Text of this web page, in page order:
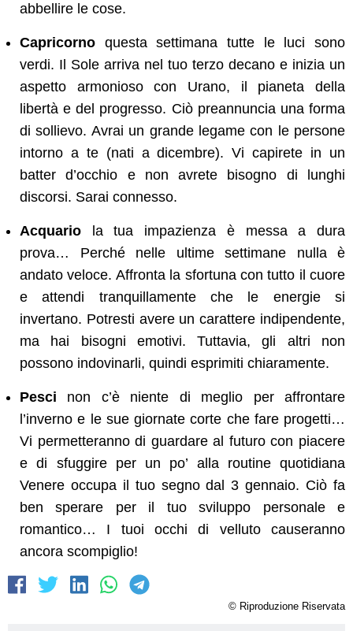
abbellire le cose.
Capricorno questa settimana tutte le luci sono
verdi. Il Sole arriva nel tuo terzo decano e inizia un
aspetto armonioso con Urano, il pianeta della
libertà e del progresso. Ciò preannuncia una forma
di sollievo. Avrai un grande legame con le persone
intorno a te (nati a dicembre). Vi capirete in un
batter d’occhio e non avrete bisogno di lunghi
discorsi. Sarai connesso.
Acquario la tua impazienza è messa a dura
prova… Perché nelle ultime settimane nulla è
andato veloce. Affronta la sfortuna con tutto il cuore
e attendi tranquillamente che le energie si
invertano. Potresti avere un carattere indipendente,
ma hai bisogni emotivi. Tuttavia, gli altri non
possono indovinarli, quindi esprimiti chiaramente.
Pesci non c’è niente di meglio per affrontare
l’inverno e le sue giornate corte che fare progetti…
Vi permetteranno di guardare al futuro con piacere
e di sfuggire per un po’ alla routine quotidiana
Venere occupa il tuo segno dal 3 gennaio. Ciò fa
ben sperare per il tuo sviluppo personale e
romantico… I tuoi occhi di velluto causeranno
ancora scompiglio!
© Riproduzione Riservata